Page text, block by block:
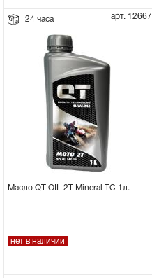
24 часа арт. 12667
Масло QT-OIL 2Т Mineral TC 1л.
нет в наличии